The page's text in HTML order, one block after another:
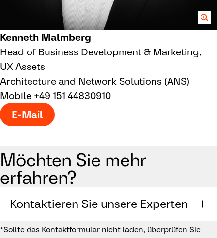
Kenneth Malmberg
Head of Business Development & Marketing,
UX Assets
Architecture and Network Solutions (ANS)
Mobile +49 151 44830910
E-Mail
Möchten Sie mehr
erfahren?
Kontaktieren Sie unsere Experten
*Sollte das Kontaktformular nicht laden, überprüfen Sie